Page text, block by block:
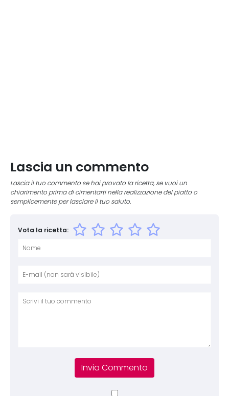
Lascia un commento
Lascia il tuo commento se hai provato la ricetta, se vuoi un
chiarimento prima di cimentarti nella realizzazione del piatto o
semplicemente per lasciare il tuo saluto.
Vota la ricetta: